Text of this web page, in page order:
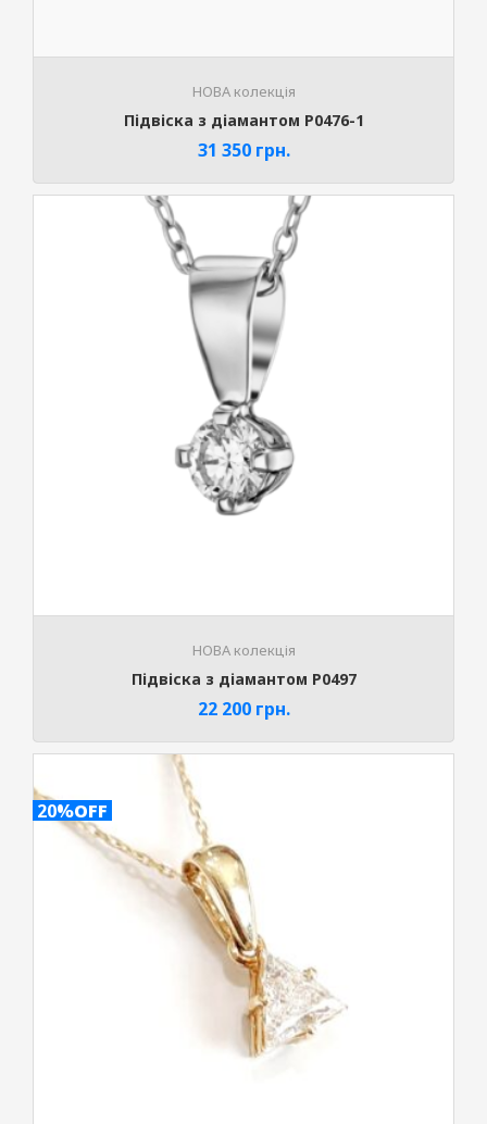
НОВА колекція
Підвіска з діамантом P0476-1
31 350 грн.
НОВА колекція
Підвіска з діамантом P0497
22 200 грн.
20%OFF